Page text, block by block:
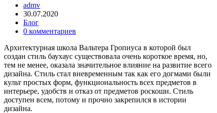
admv
30.07.2020
Блог
0 комментариев
Архитектурная школа Вальтера Гропиуса в которой был
создан стиль баухаус существовала очень короткое время, но,
тем не менее, оказала значительное влияние на развитие всего
дизайна. Стиль стал вневременным так как его догмами были
культ простых форм, функциональность всех предметов в
интерьере, удобств и отказ от предметов роскоши. Стиль
доступен всем, потому и прочно закрепился в истории
дизайна.